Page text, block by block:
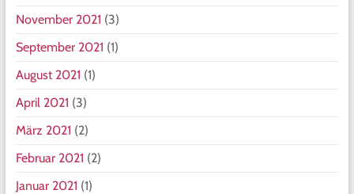
November 2021 (3)
September 2021 (1)
August 2021 (1)
April 2021 (3)
März 2021 (2)
Februar 2021 (2)
Januar 2021 (1)